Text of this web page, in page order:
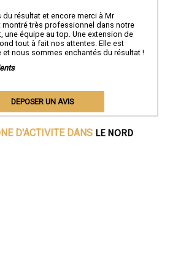
résultat et encore merci à Mr
très professionnel dans notre
une équipe au top. Une extension de
tout à fait nos attentes. Elle est
nous sommes enchantés du résultat !
DEPOSER UN AVIS
D'ACTIVITE DANS LE NORD